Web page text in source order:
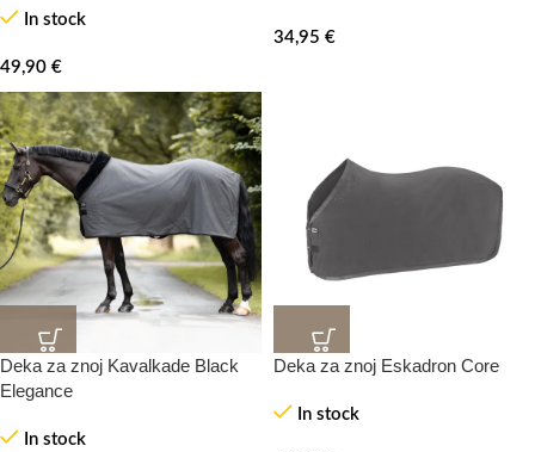
In stock
49,90 €
34,95 €
Deka za znoj Kavalkade Black
Elegance
In stock
Deka za znoj Eskadron Core
In stock